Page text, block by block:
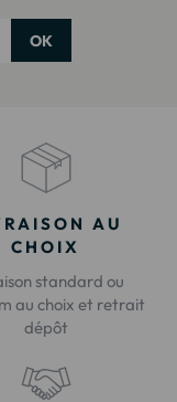
OK
AU
CHOIX
standard ou
au choix et retrait
dépôt